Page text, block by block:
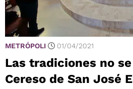
METRÓPOLI 01/04/2021
Las tradiciones no
Cereso de San José